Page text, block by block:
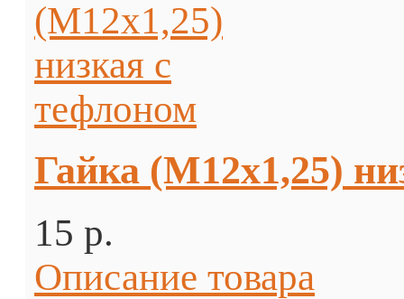
Гайка (М12х1,25)
15 p.
Описание товара